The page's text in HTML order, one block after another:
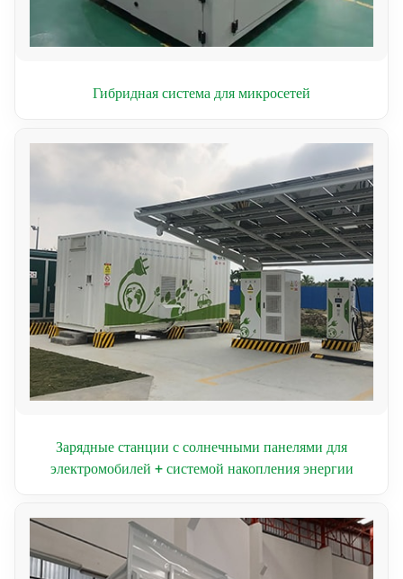
Гибридная система для микросетей
Зарядные станции с солнечными панелями для
электромобилей + системой накопления энергии